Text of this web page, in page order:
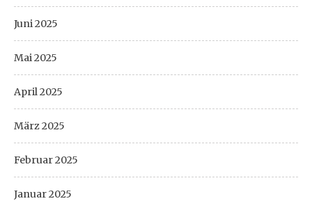
Juni 2025
Mai 2025
April 2025
März 2025
Februar 2025
Januar 2025